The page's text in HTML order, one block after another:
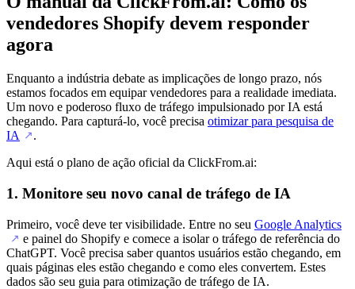
vendedores Shopify devem responder
agora
Enquanto a indústria debate as implicações de longo prazo, nós
estamos focados em equipar vendedores para a realidade imediata.
Um novo e poderoso fluxo de tráfego impulsionado por IA está
chegando. Para capturá-lo, você precisa otimizar para pesquisa de
IA ↗ .
Aqui está o plano de ação oficial da ClickFrom.ai:
1. Monitore seu novo canal de tráfego de IA
Primeiro, você deve ter visibilidade. Entre no seu Google Analytics
↗ e painel do Shopify e comece a isolar o tráfego de referência do
ChatGPT. Você precisa saber quantos usuários estão chegando, em
quais páginas eles estão chegando e como eles convertem. Estes
dados são seu guia para otimização de tráfego de IA.